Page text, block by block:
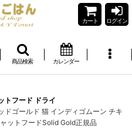
カート ログイン
商品検索 カレンダー
トフード ドライ
ドゴールド 猫 インディゴムーン チキ
ットフードSolid Gold正規品